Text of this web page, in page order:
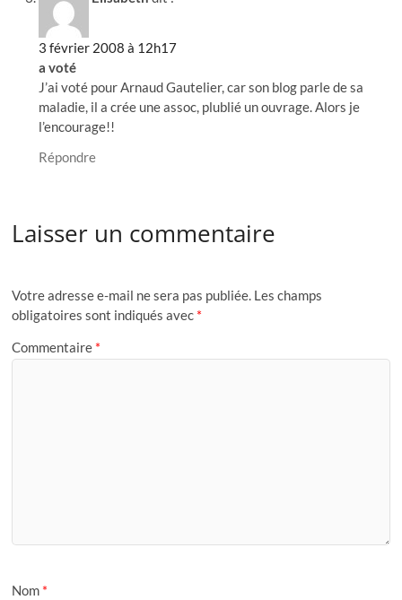
3 février 2008 à 12h17
a voté
J’ai voté pour Arnaud Gautelier, car son blog parle de sa
maladie, il a crée une assoc, plublié un ouvrage. Alors je
l’encourage!!
Répondre
Laisser un commentaire
Votre adresse e-mail ne sera pas publiée. Les champs
obligatoires sont indiqués avec *
Commentaire *
Nom *